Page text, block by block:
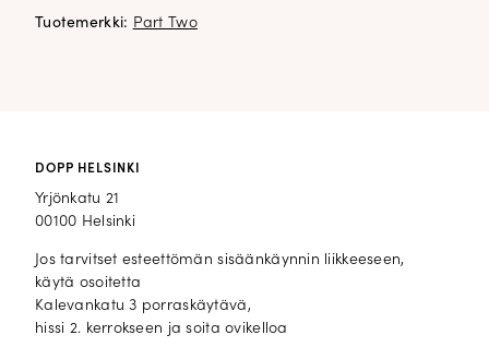
Tuotemerkki: Part Two
DOPP HELSINKI
Yrjönkatu 21
00100 Helsinki
Jos tarvitset esteettömän sisäänkäynnin liikkeeseen,
käytä osoitetta
Kalevankatu 3 porraskäytävä,
hissi 2. kerrokseen ja soita ovikelloa